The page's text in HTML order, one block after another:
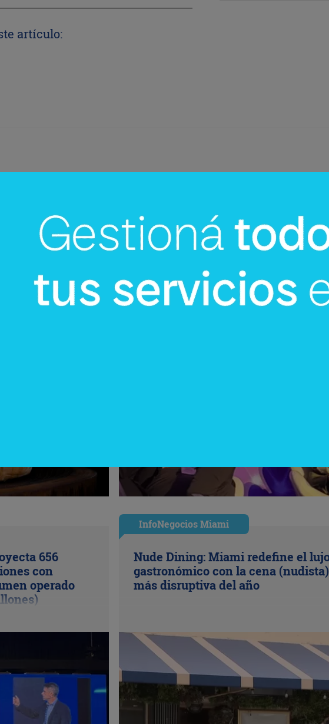
artículo:
de la oficina?
SIP Connect 2026 (parte III): ¿cómo
nace el nuevo estándar de
producción? (Long video + Tik Tok
multi cross + eventos)
656
con
operado
InfoNegocios Miami
Nude Dining: Miami redefine el
gastronómico con la cena (nudista)
más disruptiva del año